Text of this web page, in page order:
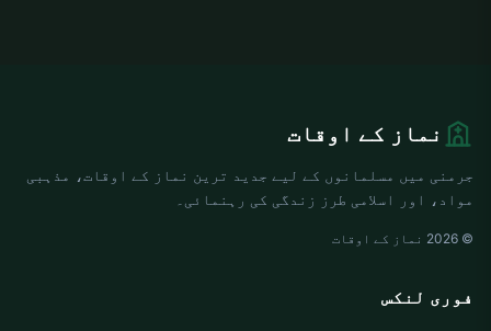
نماز کے اوقات
جرمنی میں مسلمانوں کے لیے جدید ترین نماز کے اوقات، مذہبی
مواد، اور اسلامی طرز زندگی کی رہنمائی۔
© 2026 نماز کے اوقات
فوری لنکس